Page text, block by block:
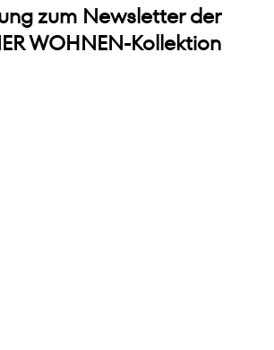
zum Newsletter der
WOHNEN-Kollektion